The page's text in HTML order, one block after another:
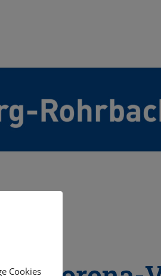
Cookies